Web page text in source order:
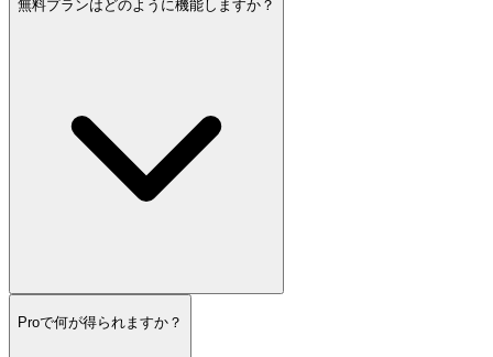
無料プランはどのように機能しますか？
Proで何が得られますか？